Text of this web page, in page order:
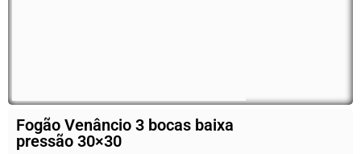
Fogão Venâncio 3 bocas baixa
pressão 30×30